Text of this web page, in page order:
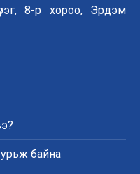
8-р хороо, Эрдэм
байна